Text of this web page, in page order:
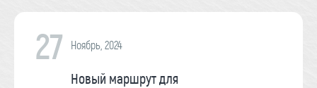
27 Ноябрь, 2024
Новый маршрут для